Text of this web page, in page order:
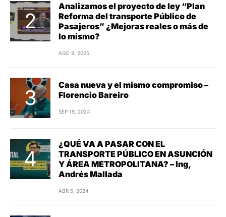
Analizamos el proyecto de ley “Plan
Reforma del transporte Público de
Pasajeros” ¿Mejoras reales o más de
lo mismo?
AGO 9, 2025
Casa nueva y el mismo compromiso –
Florencio Bareiro
SEP 19, 2024
¿QUÉ VA A PASAR CON EL
TRANSPORTE PÚBLICO EN ASUNCIÓN
Y ÁREA METROPOLITANA? – Ing,
Andrés Mallada
ABR 5, 2024